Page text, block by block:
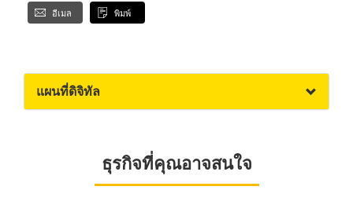
อีเมล พิมพ์
แผนที่ดิจิทัล
ธุรกิจที่คุณอาจสนใจ